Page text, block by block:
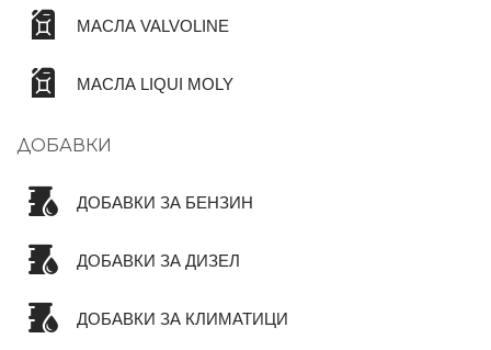
МАСЛА VALVOLINE
МАСЛА LIQUI MOLY
ДОБАВКИ
ДОБАВКИ ЗА БЕНЗИН
ДОБАВКИ ЗА ДИЗЕЛ
ДОБАВКИ ЗА КЛИМАТИЦИ